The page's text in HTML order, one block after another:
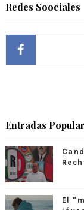
Redes Soociales
Entradas
El